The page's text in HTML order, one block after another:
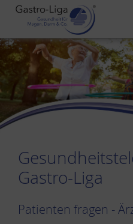
Gastro-Liga
Patienten fragen -